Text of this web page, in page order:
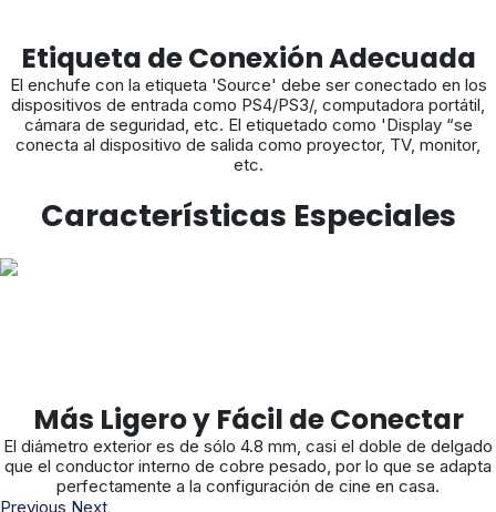
Etiqueta de Conexión Adecuada
El enchufe con la etiqueta 'Source' debe ser conectado en los
dispositivos de entrada como PS4/PS3/, computadora portátil,
cámara de seguridad, etc. El etiquetado como 'Display “se
conecta al dispositivo de salida como proyector, TV, monitor,
etc.
Características Especiales
Más Ligero y Fácil de Conectar
El diámetro exterior es de sólo 4.8 mm, casi el doble de delgado
que el conductor interno de cobre pesado, por lo que se adapta
perfectamente a la configuración de cine en casa.
Previous Next